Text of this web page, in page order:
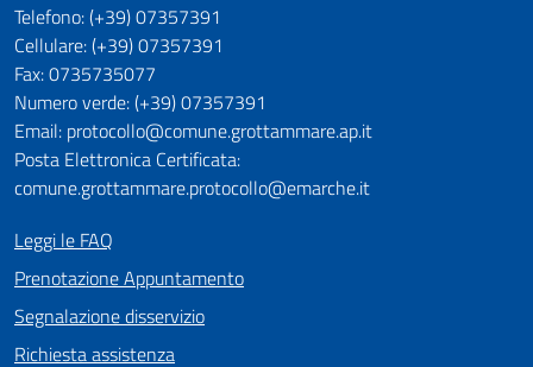
Telefono: (+39) 07357391
Cellulare: (+39) 07357391
Fax: 0735735077
Numero verde: (+39) 07357391
Email: protocollo@comune.grottammare.ap.it
Posta Elettronica Certificata:
comune.grottammare.protocollo@emarche.it
Leggi le FAQ
Prenotazione Appuntamento
Segnalazione disservizio
Richiesta assistenza